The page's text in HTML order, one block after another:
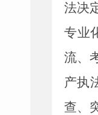
法决
专业
流、
产执
查、